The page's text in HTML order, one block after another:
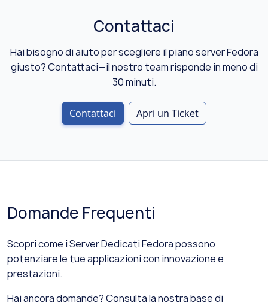
Contattaci
Hai bisogno di aiuto per scegliere il piano server Fedora
giusto? Contattaci—il nostro team risponde in meno di
30 minuti.
Contattaci Apri un Ticket
Domande Frequenti
Scopri come i Server Dedicati Fedora possono
potenziare le tue applicazioni con innovazione e
prestazioni.
Hai ancora domande? Consulta la nostra base di